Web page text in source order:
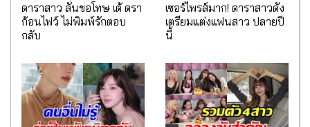
ดาราสาว ลั่นขอโทษ เต้ ดรา
ก้อนไฟว์ ไม่พิมพ์รักตอบ
กลับ
เซอร์ไพรส์มาก! ดาราสาวดัง
เตรียมแต่งแฟนสาว ปลายปี
นี้